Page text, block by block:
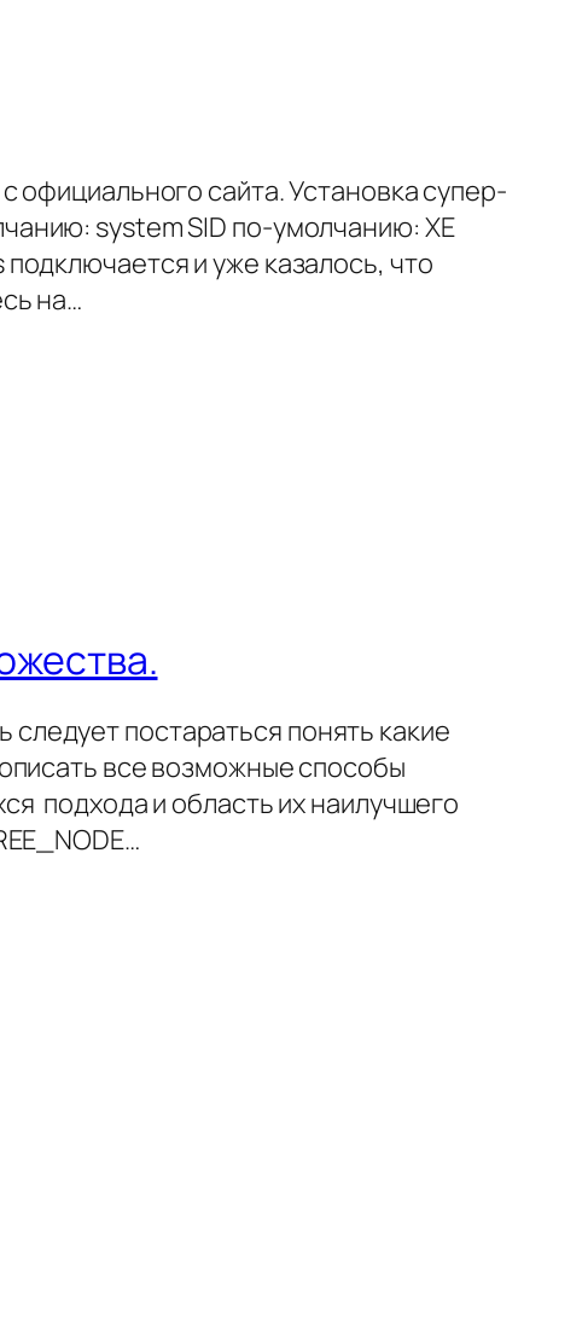
официального сайта. Установка супер-
system SID по-умолчанию: XE
и уже казалось, что
на…
постараться понять какие
все возможные способы
подхода и область их наилучшего